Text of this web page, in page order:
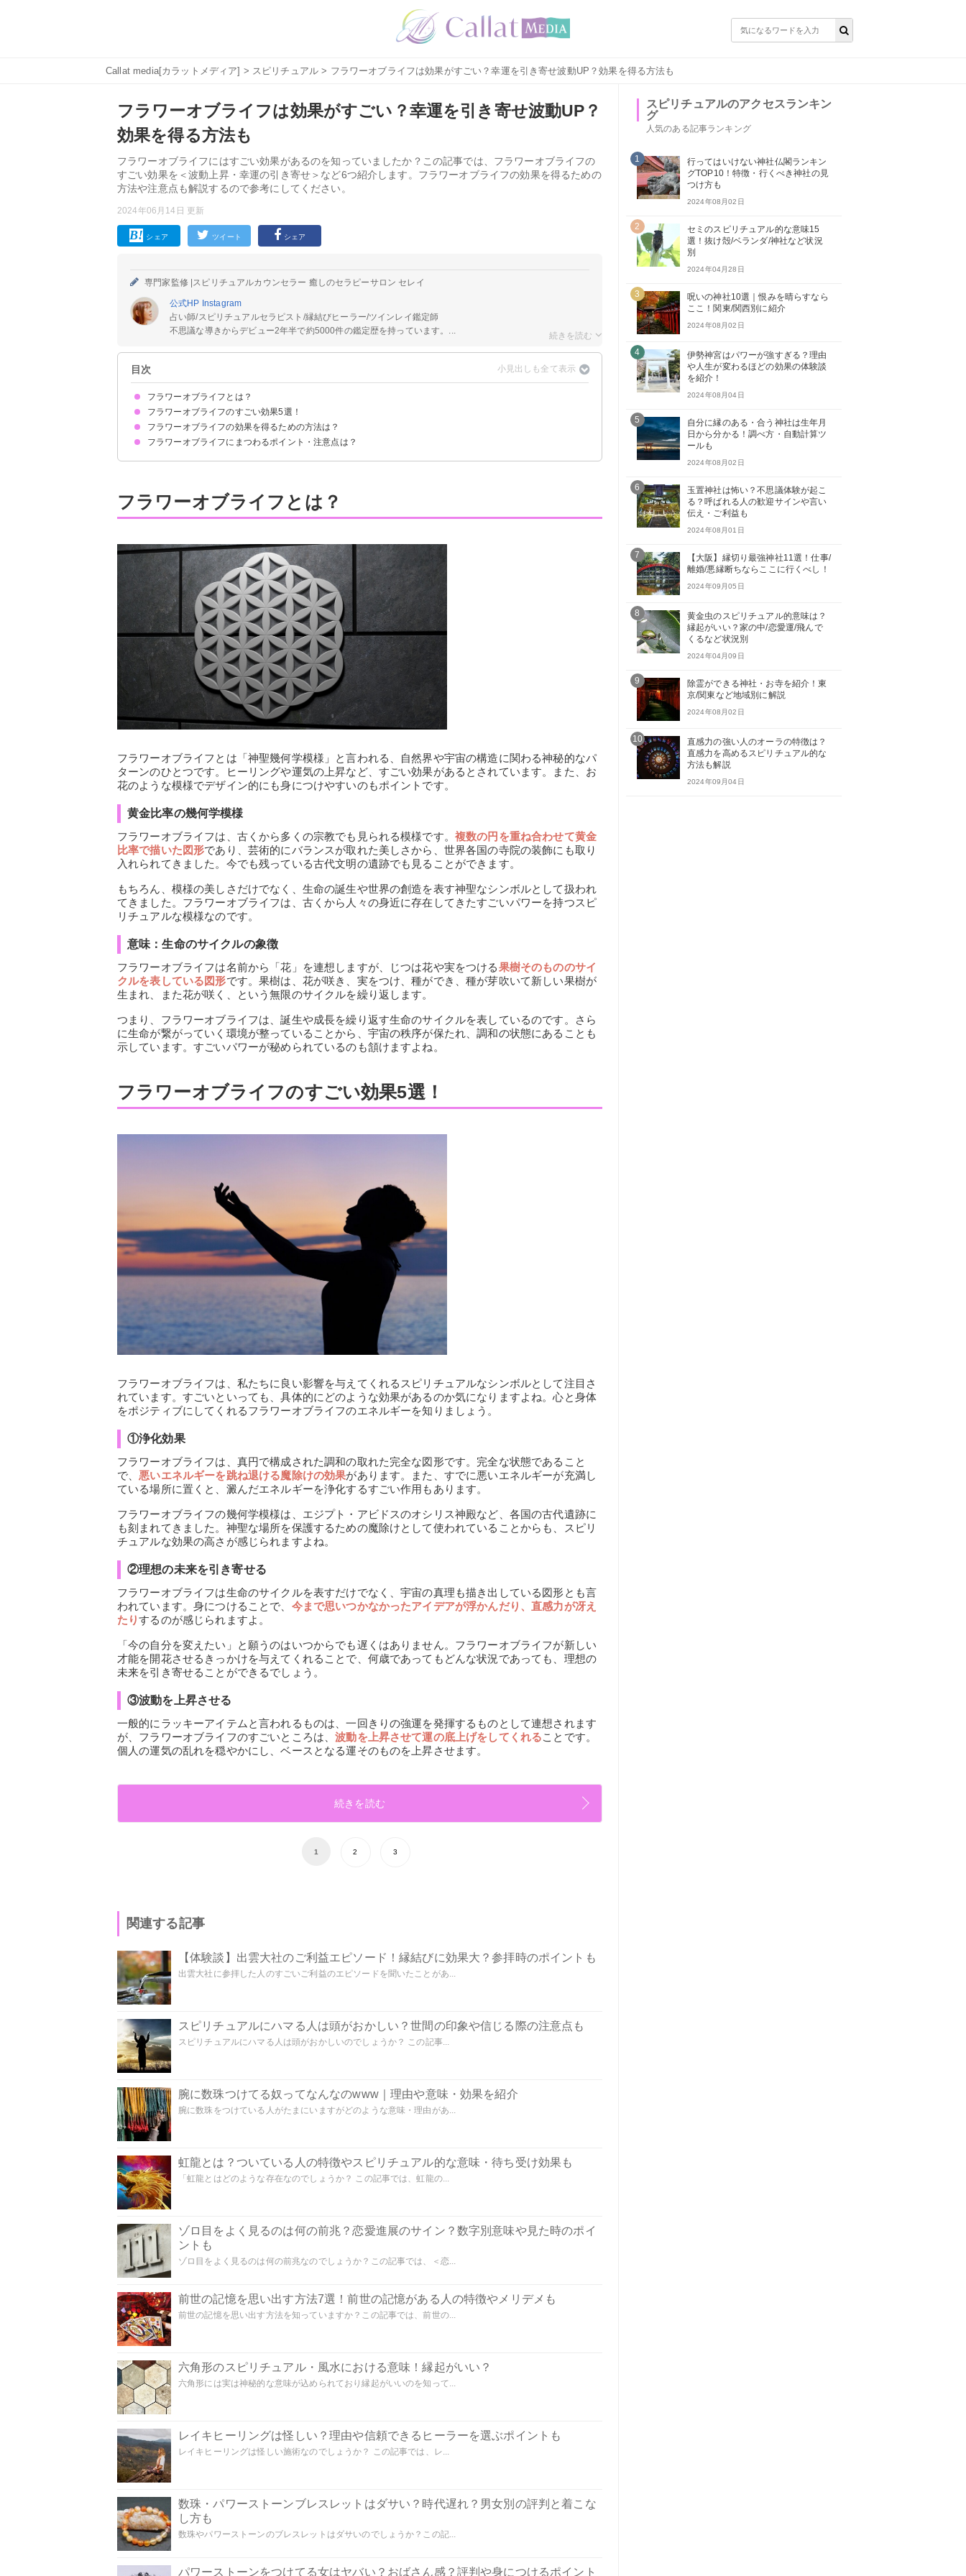
Callat media[カラットメディア] > スピリチュアル > フラワーオブライフは効果がすごい？幸運を引き寄せ波動UP？効果を得る方法も
フラワーオブライフは効果がすごい？幸運を引き寄せ波動UP？
効果を得る方法も
フラワーオブライフにはすごい効果があるのを知っていましたか？この記事では、フラワーオブライフの
すごい効果を＜波動上昇・幸運の引き寄せ＞など6つ紹介します。フラワーオブライフの効果を得るための
方法や注意点も解説するので参考にしてください。
2024年06月14日 更新
シェア ツイート シェア
専門家監修 | スピリチュアルカウンセラー 癒しのセラピーサロン セレイ
公式HP Instagram
占い師/スピリチュアルセラピスト/縁結びヒーラー/ツインレイ鑑定師
不思議な導きからデビュー2年半で約5000件の鑑定歴を持っています。...
目次
フラワーオブライフとは？
黄金比率の幾何学模様
意味：生命のサイクルの象徴
フラワーオブライフのすごい効果5選！
①浄化効果
②理想の未来を引き寄せる
③波動を上昇させる
④不調を改善し活力を与える
⑤記憶力や直感力を上昇させる
フラワーオブライフの効果を得るための方法は？
スマホの待ち受けにする
ペンダントを身につける
フラワーオブライフのシールを貼る
手描きアートに挑戦する
ウォールアートなどインテリアのアクセントに
ファッションに取り入れる
フラワーオブライフにまつわるポイント・注意点は？
フラワーオブライフとは？
フラワーオブライフとは「神聖幾何学模様」と言われる、自然界や宇宙の構造に関わる神秘的なパ
ターンのひとつです。ヒーリングや運気の上昇など、すごい効果があるとされています。また、お
花のような模様でデザイン的にも身につけやすいのもポイントです。
黄金比率の幾何学模様
フラワーオブライフは、古くから多くの宗教でも見られる模様です。 複数の円を重ね合わせて黄金
比率で描いた図形であり、芸術的にバランスが取れた美しさから、世界各国の寺院の装飾にも取り
入れられてきました。今でも残っている古代文明の遺跡でも見ることができます。
もちろん、模様の美しさだけでなく、生命の誕生や世界の創造を表す神聖なシンボルとして扱われ
てきました。フラワーオブライフは、古くから人々の身近に存在してきたすごいパワーを持つスピ
リチュアルな模様なのです。
意味：生命のサイクルの象徴
フラワーオブライフは名前から「花」を連想しますが、じつは花や実をつける果樹そのもののサイ
クルを表している図形です。果樹は、花が咲き、実をつけ、種ができ、種が芽吹いて新しい果樹が
生まれ、また花が咲く、という無限のサイクルを繰り返します。
つまり、フラワーオブライフは、誕生や成長を繰り返す生命のサイクルを表しているのです。さら
に生命が繋がっていく環境が整っていることから、宇宙の秩序が保たれ、調和の状態にあることも
示しています。すごいパワーが秘められているのも頷けますよね。
フラワーオブライフのすごい効果5選！
フラワーオブライフは、私たちに良い影響を与えてくれるスピリチュアルなシンボルとして注目さ
れています。すごいといっても、具体的にどのような効果があるのか気になりますよね。心と身体
をポジティブにしてくれるフラワーオブライフのエネルギーを知りましょう。
①浄化効果
フラワーオブライフは、真円で構成された調和の取れた完全な図形です。完全な状態であること
で、 悪いエネルギーを跳ね退ける魔除けの効果があります。また、すでに悪いエネルギーが充満し
ている場所に置くと、澱んだエネルギーを浄化するすごい作用もあります。
フラワーオブライフの幾何学模様は、エジプト・アビドスのオシリス神殿など、各国の古代遺跡に
も刻まれてきました。神聖な場所を保護するための魔除けとして使われていることからも、スピリ
チュアルな効果の高さが感じられますよね。
②理想の未来を引き寄せる
フラワーオブライフは生命のサイクルを表すだけでなく、宇宙の真理も描き出している図形とも言
われています。身につけることで、 今まで思いつかなかったアイデアが浮かんだり、直感力が冴え
たりするのが感じられますよ。
「今の自分を変えたい」と願うのはいつからでも遅くはありません。フラワーオブライフが新しい
才能を開花させるきっかけを与えてくれることで、何歳であってもどんな状況であっても、理想の
未来を引き寄せることができるでしょう。
③波動を上昇させる
一般的にラッキーアイテムと言われるものは、一回きりの強運を発揮するものとして連想されます
が、フラワーオブライフのすごいところは、波動を上昇させて運の底上げをしてくれることです。
個人の運気の乱れを穏やかにし、ベースとなる運そのものを上昇させます。
続きを読む
1 2 3
関連する記事
【体験談】出雲大社のご利益エピソード！縁結びに効果大？参拝時のポイントも
出雲大社に参拝した人のすごいご利益のエピソードを聞いたことがあ...
スピリチュアルにハマる人は頭がおかしい？世間の印象や信じる際の注意点も
スピリチュアルにハマる人は頭がおかしいのでしょうか？ この記事...
腕に数珠つけてる奴ってなんなのwww｜理由や意味・効果を紹介
腕に数珠をつけている人がたまにいますがどのような意味・理由があ...
虹龍とは？ついている人の特徴やスピリチュアル的な意味・待ち受け効果も
「虹龍とはどのような存在なのでしょうか？ この記事では、虹龍の...
ゾロ目をよく見るのは何の前兆？恋愛進展のサイン？数字別意味や見た時のポイ
ントも
ゾロ目をよく見るのは何の前兆なのでしょうか？この記事では、＜恋...
前世の記憶を思い出す方法7選！前世の記憶がある人の特徴やメリデメも
前世の記憶を思い出す方法を知っていますか？この記事では、前世の...
六角形のスピリチュアル・風水における意味！縁起がいい？
六角形には実は神秘的な意味が込められており縁起がいいのを知って...
レイキヒーリングは怪しい？理由や信頼できるヒーラーを選ぶポイントも
レイキヒーリングは怪しい施術なのでしょうか？ この記事では、レ...
数珠・パワーストーンブレスレットはダサい？時代遅れ？男女別の評判と着こな
し方も
数珠やパワーストーンのブレスレットはダサいのでしょうか？この記...
パワーストーンをつけてる女はヤバい？おばさん感？評判や身につけるポイント
スピリチュアルのアクセスランキン
グ
人気のある記事ランキング
1
行ってはいけない神社仏閣ランキン
グTOP10！特徴・行くべき神社の見
つけ方も
2024年08月02日
2
セミのスピリチュアル的な意味15
選！抜け殻/ベランダ/神社など状況
別
2024年04月28日
3
呪いの神社10選｜恨みを晴らすなら
ここ！関東/関西別に紹介
2024年08月02日
4
伊勢神宮はパワーが強すぎる？理由
や人生が変わるほどの効果の体験談
を紹介！
2024年08月04日
5
自分に縁のある・合う神社は生年月
日から分かる！調べ方・自動計算ツ
ールも
2024年08月02日
6
玉置神社は怖い？不思議体験が起こ
る？呼ばれる人の歓迎サインや言い
伝え・ご利益も
2024年08月01日
7
【大阪】縁切り最強神社11選！仕事/
離婚/悪縁断ちならここに行くべし！
2024年09月05日
8
黄金虫のスピリチュアル的意味は？
縁起がいい？家の中/恋愛運/飛んで
くるなど状況別
2024年04月09日
9
除霊ができる神社・お寺を紹介！東
京/関東など地域別に解説
2024年08月02日
10
直感力の強い人のオーラの特徴は？
直感力を高めるスピリチュアル的な
方法も解説
2024年09月04日